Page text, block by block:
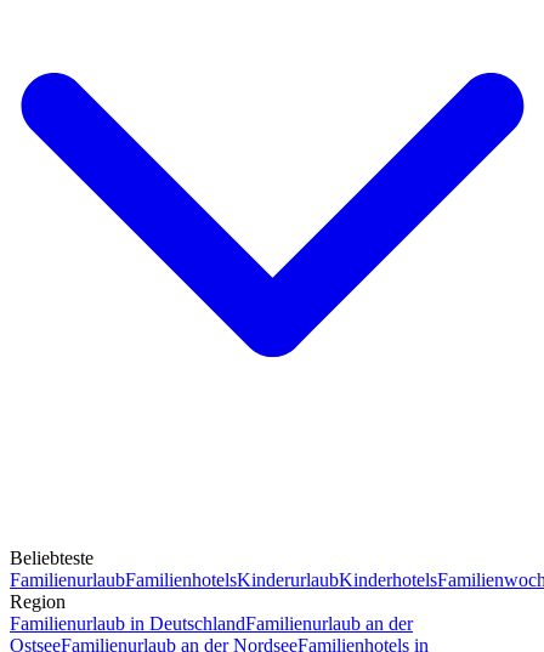
Beliebteste
FamilienurlaubFamilienhotelsKinderurlaubKinderhotels
Region
Familienurlaub in DeutschlandFamilienurlaub an der
OstseeFamilienurlaub an der NordseeFamilienhotels in